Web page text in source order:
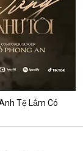
Tệ Lắm Có